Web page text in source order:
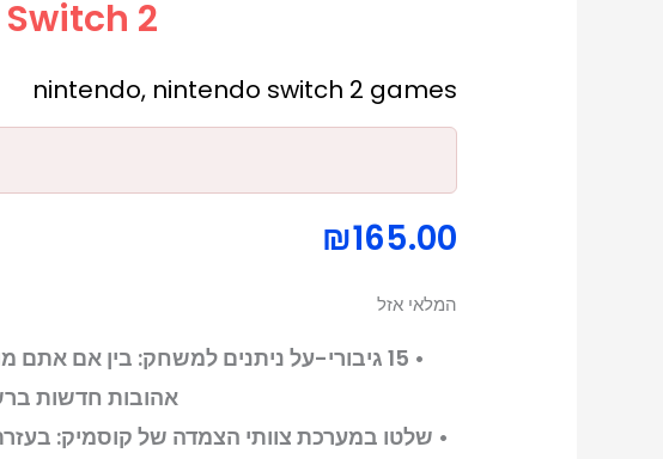
2
nintendo, nintendo switch 2 games
₪165.00
המלאי אזל
• 15 גיבורי-על ניתנים למשחק: בין אם
אהובות חדשות
• שלטו במערכת צוותי הצמדה של קוסמיק: